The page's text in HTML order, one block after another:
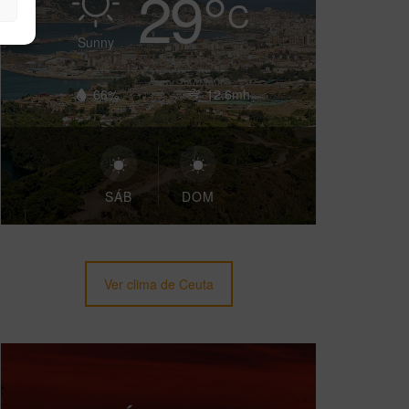
Sunny
C
66% 12.6mh
SÁB DOM
Ver clima de Ceuta